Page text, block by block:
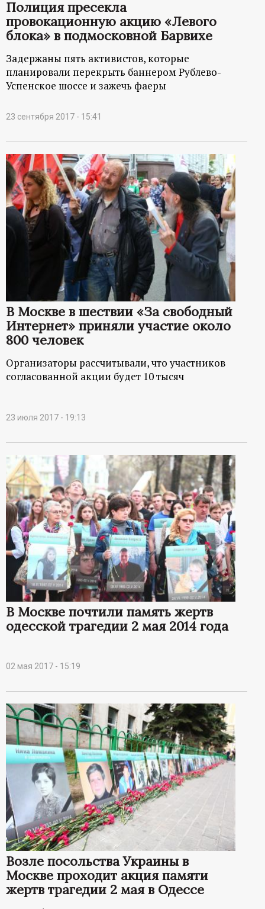
Полиция пресекла
провокационную акцию «Левого
блока» в подмосковной Барвихе
Задержаны пять активистов, которые
планировали перекрыть баннером Рублево-
Успенское шоссе и зажечь фаеры
23 сентября 2017 - 15:41
В Москве в шествии «За свободный
Интернет» приняли участие около
800 человек
Организаторы рассчитывали, что участников
согласованной акции будет 10 тысяч
23 июля 2017 - 19:13
В Москве почтили память жертв
одесской трагедии 2 мая 2014 года
02 мая 2017 - 15:19
Возле посольства Украины в
Москве проходит акция памяти
жертв трагедии 2 мая в Одессе